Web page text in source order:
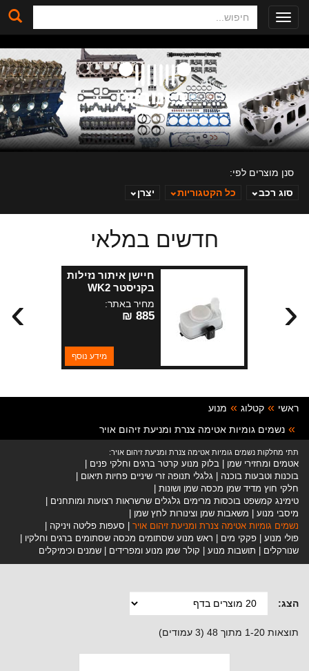
Toggle
navigation
ב. ינוביץ
סנן מוצרים לפי:
סוג רכב
כל הקטגוריות יצרן
חדשים במלאי
חיישן איתור נזילות
בקניסטר WK2
מחיר באתר:
885 ₪
מידע נוסף
› ‹
ראשי קטלוג
מנוע
נשמים גומיות אטימה צנרת ומניעת זיהום אויר
תתי מחלקות נשמים גומיות אטימה צנרת ומניעת זיהום אויר:
אטמים ומחזירי שמן
בלוק מנוע קרטר ברגים וחלקי פנים
בוכנות וטבעות בוכנה
גלגלי תנופה זרי שיניים פחיות תיאום
חלקי חוץ מדיד שמן מכסה שמן ושונות
טימינג קמשפט בוכסות מרימים גלגלים שרשראות רצועות ומותחנים
מיסבי מנוע
משאבות שמן וצינורות לחץ שמן
נשמים גומיות אטימה צנרת ומניעת זיהום אויר
סעפות פליטה ויניקה
פולי מנוע
פקקי מים
ראש מנוע שסתומים מכסה שסתומים ברגים וחלקיו
שנורקלים
תושבות מנוע קולר שמן מנוע ומפרידים שמנים וכימיקלים
הצג:
תוצאות 1-20 מתוך 48 (3 עמודים)